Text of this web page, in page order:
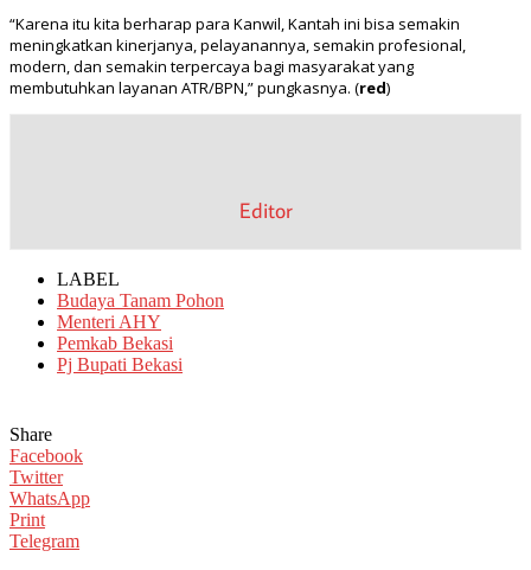
“Karena itu kita berharap para Kanwil, Kantah ini bisa semakin
meningkatkan kinerjanya, pelayanannya, semakin profesional,
modern, dan semakin terpercaya bagi masyarakat yang
membutuhkan layanan ATR/BPN,” pungkasnya. (red)
Editor
LABEL
Budaya Tanam Pohon
Menteri AHY
Pemkab Bekasi
Pj Bupati Bekasi
Share
Facebook
Twitter
WhatsApp
Print
Telegram